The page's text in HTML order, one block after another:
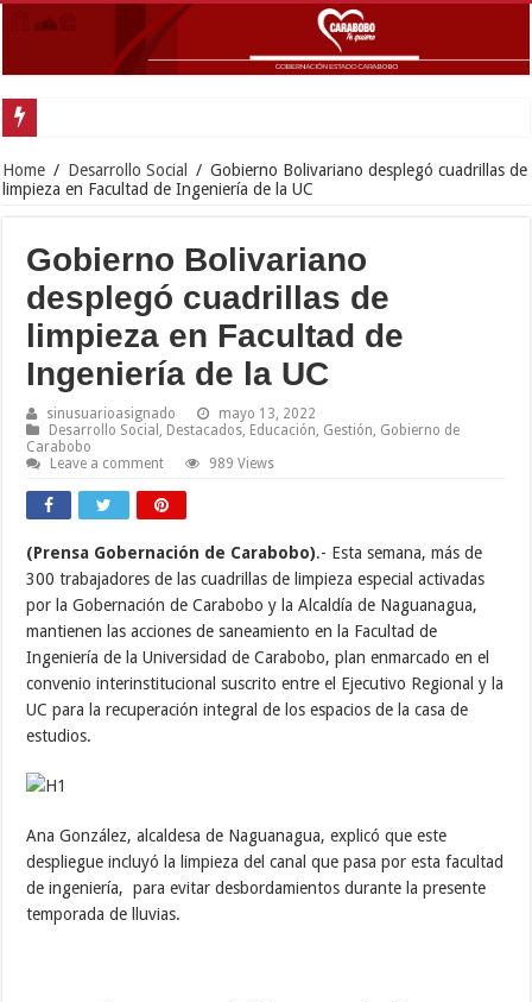
Home / Desarrollo Social / Gobierno Bolivariano desplegó cuadrillas de
limpieza en Facultad de Ingeniería de la UC
Gobierno Bolivariano
desplegó cuadrillas de
limpieza en Facultad de
Ingeniería de la UC
sinusuarioasignado
mayo 13, 2022
Desarrollo Social
Destacados Educación Gestión Gobierno de
Carabobo
Leave a comment
989 Views
(Prensa Gobernación de Carabobo).- Esta semana, más de
300 trabajadores de las cuadrillas de limpieza especial activadas
por la Gobernación de Carabobo y la Alcaldía de Naguanagua,
mantienen las acciones de saneamiento en la Facultad de
Ingeniería de la Universidad de Carabobo, plan enmarcado en el
convenio interinstitucional suscrito entre el Ejecutivo Regional y la
UC para la recuperación integral de los espacios de la casa de
estudios.
Ana González, alcaldesa de Naguanagua, explicó que este
despliegue incluyó la limpieza del canal que pasa por esta facultad
de ingeniería, para evitar desbordamientos durante la presente
temporada de lluvias.